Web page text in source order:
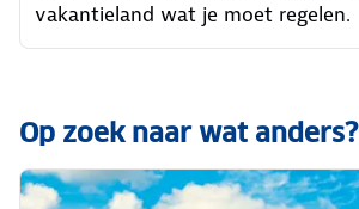
vakantieland wat je moet regelen.
Op zoek naar wat anders?